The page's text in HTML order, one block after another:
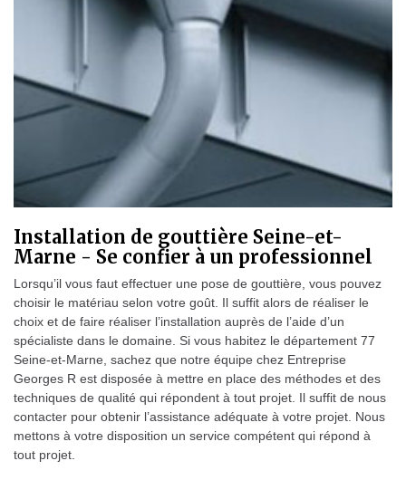
Installation de gouttière Seine-et-
Marne - Se confier à un professionnel
Lorsqu’il vous faut effectuer une pose de gouttière, vous pouvez
choisir le matériau selon votre goût. Il suffit alors de réaliser le
choix et de faire réaliser l’installation auprès de l’aide d’un
spécialiste dans le domaine. Si vous habitez le département 77
Seine-et-Marne, sachez que notre équipe chez Entreprise
Georges R est disposée à mettre en place des méthodes et des
techniques de qualité qui répondent à tout projet. Il suffit de nous
contacter pour obtenir l’assistance adéquate à votre projet. Nous
mettons à votre disposition un service compétent qui répond à
tout projet.